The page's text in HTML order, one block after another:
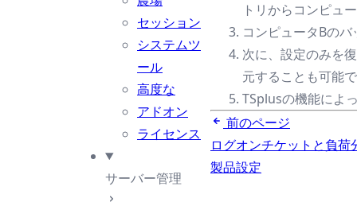
セッション
システムツ
ール
高度な
アドオン
ライセンス
サーバー管理
トリからコンピュ
コンピュータBの
次に、設定のみを
元することも可能
TSplusの機能によ
前のページ
ログオンチケットと負
製品設定